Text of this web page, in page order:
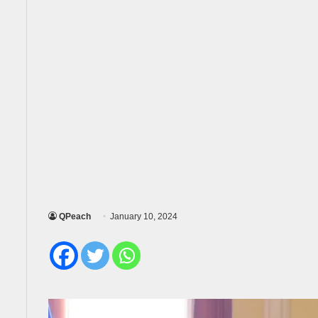
QPeach January 10, 2024